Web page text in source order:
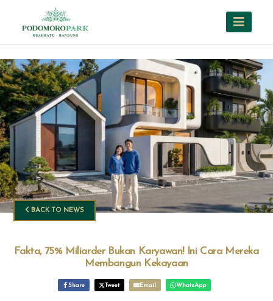
BACK TO NEWS
Fakta, 75% Miliarder Bukan Karyawan! Ini Cara Mereka
Membangun Kekayaan
Share Tweet Email WhatsApp